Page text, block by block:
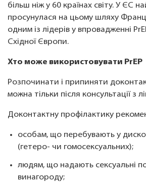
більш ніж у 60 країнах світу. У ЄС
просунулася на цьому шляху
одним із лідерів у впровадженні
Східної Європи.
Хто може використовувати PrEP
Розпочинати і припиняти
можна тільки після консультації з
Доконтактну профілактику
особам, що перебувають у
(гетеро- чи гомосексуальних);
людям, що надають сексуальні
винагороду;